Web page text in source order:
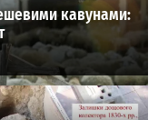
кавунами: